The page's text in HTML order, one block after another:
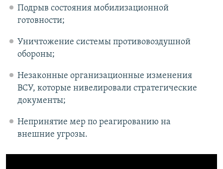
Подрыв состояния мобилизационной
готовности;
Уничтожение системы противовоздушной
обороны;
Незаконные организационные изменения
ВСУ, которые нивелировали стратегические
документы;
Непринятие мер по реагированию на
внешние угрозы.